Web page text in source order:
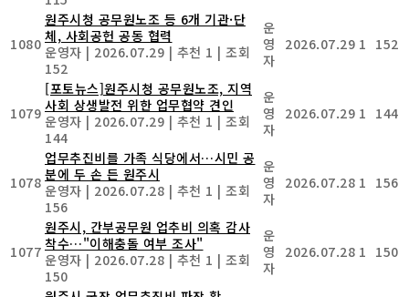
1080
원주시청 공무원노조 등 6개 기관·단
체, 사회공헌 공동 협력
운영자 | 2026.07.29 | 추천 1 | 조회
152
운
영
자
2026.07.29 1 152
1079
[포토뉴스]원주시청 공무원노조, 지역
사회 상생발전 위한 업무협약 견인
운영자 | 2026.07.29 | 추천 1 | 조회
144
운
영
자
2026.07.29 1 144
1078
업무추진비를 가족 식당에서…시민 공
분에 두 손 든 원주시
운영자 | 2026.07.28 | 추천 1 | 조회
156
운
영
자
2026.07.28 1 156
1077
원주시, 간부공무원 업추비 의혹 감사
착수…"이해충돌 여부 조사"
운영자 | 2026.07.28 | 추천 1 | 조회
150
운
영
자
2026.07.28 1 150